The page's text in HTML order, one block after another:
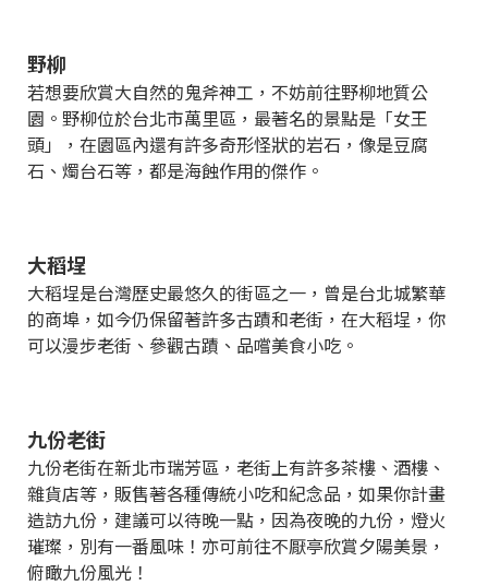
野柳
若想要欣賞大自然的鬼斧神工，不妨前往野柳地質公
園。野柳位於台北市萬里區，最著名的景點是「女王
頭」，在園區內還有許多奇形怪狀的岩石，像是豆腐
石、燭台石等，都是海蝕作用的傑作。
大稻埕
大稻埕是台灣歷史最悠久的街區之一，曾是台北城繁華
的商埠，如今仍保留著許多古蹟和老街，在大稻埕，你
可以漫步老街、參觀古蹟、品嚐美食小吃。
九份老街
九份老街在新北市瑞芳區，老街上有許多茶樓、酒樓、
雜貨店等，販售著各種傳統小吃和紀念品，如果你計畫
造訪九份，建議可以待晚一點，因為夜晚的九份，燈火
璀璨，別有一番風味！亦可前往不厭亭欣賞夕陽美景，
俯瞰九份風光！